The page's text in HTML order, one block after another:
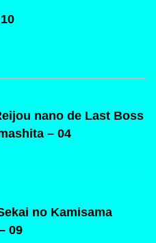
nano de Last Boss
– 04
no Kamisama
09